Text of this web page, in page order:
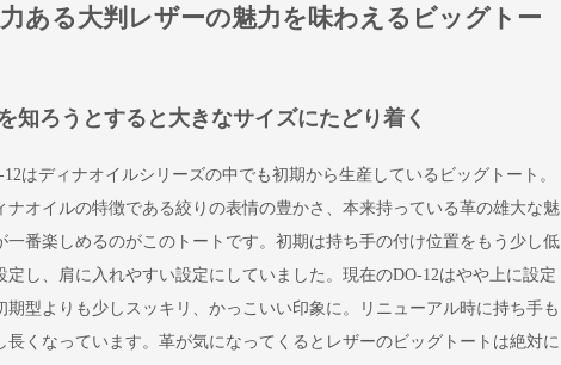
ある大判レザーの魅力を味わえるビッグトー
知ろうとすると大きなサイズにたどり着く
12はディナオイルシリーズの中でも初期から生産しているビッグトート。
ナオイルの特徴である絞りの表情の豊かさ、本来持っている革の雄大な魅
一番楽しめるのがこのトートです。初期は持ち手の付け位置をもう少し低
定し、肩に入れやすい設定にしていました。現在のDO-12はやや上に設定
期型よりも少しスッキリ、かっこいい印象に。リニューアル時に持ち手も
長くなっています。革が気になってくるとレザーのビッグトートは絶対に